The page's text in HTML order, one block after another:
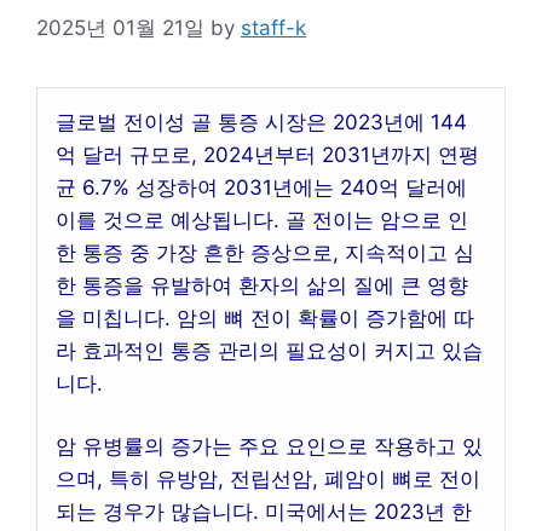
2025년 01월 21일 by staff-k
글로벌 전이성 골 통증 시장은 2023년에 144
억 달러 규모로, 2024년부터 2031년까지 연평
균 6.7% 성장하여 2031년에는 240억 달러에
이를 것으로 예상됩니다. 골 전이는 암으로 인
한 통증 중 가장 흔한 증상으로, 지속적이고 심
한 통증을 유발하여 환자의 삶의 질에 큰 영향
을 미칩니다. 암의 뼈 전이 확률이 증가함에 따
라 효과적인 통증 관리의 필요성이 커지고 있습
니다.
암 유병률의 증가는 주요 요인으로 작용하고 있
으며, 특히 유방암, 전립선암, 폐암이 뼈로 전이
되는 경우가 많습니다. 미국에서는 2023년 한